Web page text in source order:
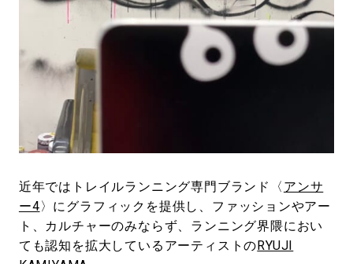
近年ではトレイルランニング専門ブランド〈 アンサ
ー4〉にグラフィックを提供し、ファッションやアー
ト、カルチャーのみならず、ランニング界隈におい
ても認知を拡大しているアーティストのRYUJI